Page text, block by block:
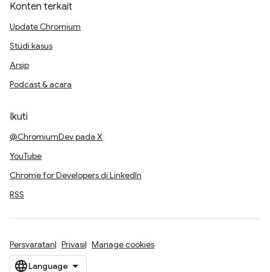
Konten terkait
Update Chromium
Studi kasus
Arsip
Podcast & acara
Ikuti
@ChromiumDev pada X
YouTube
Chrome for Developers di LinkedIn
RSS
Persyaratan Privasi Manage cookies